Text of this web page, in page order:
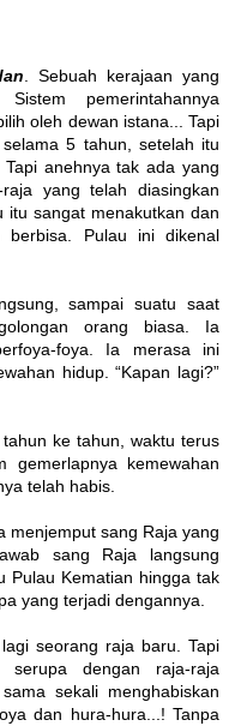
. Sebuah kerajaan yang
pemerintahannya
oleh dewan istana... Tapi
5 tahun, setelah itu
anehnya tak ada yang
yang telah diasingkan
itu sangat menakutkan dan
berbisa. Pulau ini dikenal
sampai suatu saat
orang biasa. Ia
foya. Ia merasa ini
hidup. “Kapan lagi?”
ke tahun, waktu terus
gemerlapnya kemewahan
telah habis.
sang Raja yang
sang Raja langsung
Pulau Kematian hingga tak
yang terjadi dengannya.
seorang raja baru. Tapi
dengan raja-raja
sekali menghabiskan
dan hura-hura...! Tanpa